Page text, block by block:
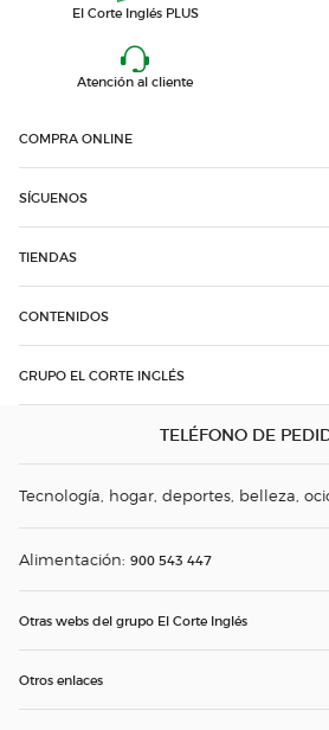
El Corte Inglés PLUS
Atención al cliente
COMPRA ONLINE
SÍGUENOS
TIENDAS
CONTENIDOS
GRUPO EL CORTE INGLÉS
TELÉFONO DE
Tecnología, hogar, deportes, belleza,
Alimentación: 900 543 447
Otras webs del grupo El Corte Inglés
Otros enlaces